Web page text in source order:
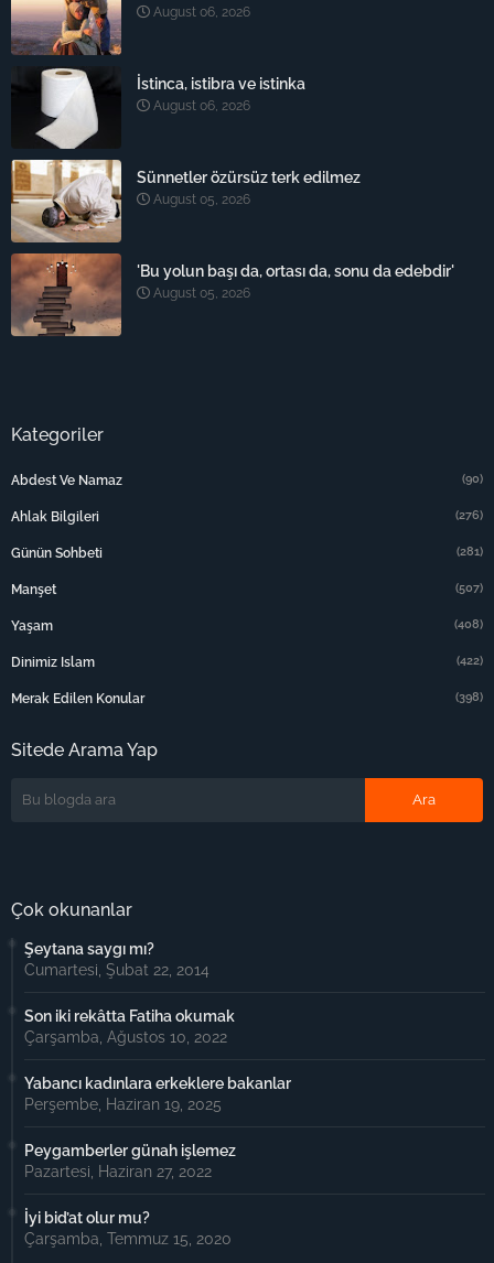
August 06, 2026
İstinca, istibra ve istinka
August 06, 2026
Sünnetler özürsüz terk edilmez
August 05, 2026
'Bu yolun başı da, ortası da, sonu da edebdir'
August 05, 2026
Kategoriler
Abdest Ve Namaz (90)
Ahlak Bilgileri (276)
Günün Sohbeti (281)
Manşet (507)
Yaşam (408)
Dinimiz Islam (422)
Merak Edilen Konular (398)
Sitede Arama Yap
Çok okunanlar
Şeytana saygı mı?
Cumartesi, Şubat 22, 2014
Son iki rekâtta Fatiha okumak
Çarşamba, Ağustos 10, 2022
Yabancı kadınlara erkeklere bakanlar
Perşembe, Haziran 19, 2025
Peygamberler günah işlemez
Pazartesi, Haziran 27, 2022
İyi bid’at olur mu?
Çarşamba, Temmuz 15, 2020